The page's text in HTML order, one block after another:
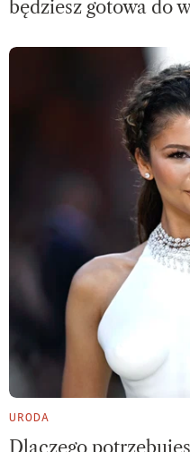
będziesz gotowa do
URODA
Dlaczego